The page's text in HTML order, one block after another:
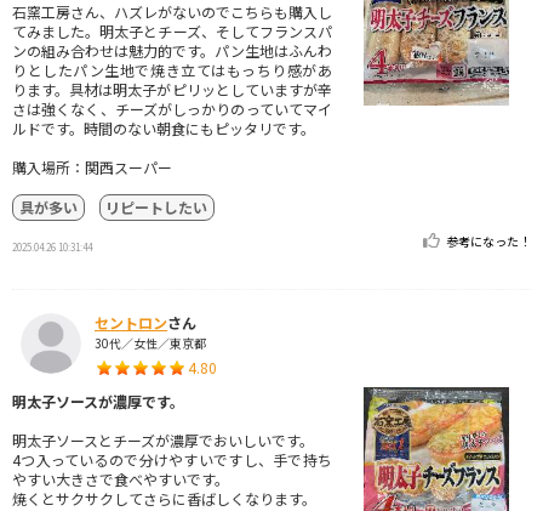
石窯工房さん、ハズレがないのでこちらも購入し
てみました。明太子とチーズ、そしてフランスパ
ンの組み合わせは魅力的です。パン生地はふんわ
りとしたパン生地で焼き立てはもっちり感があ
ります。具材は明太子がピリッとしていますが辛
さは強くなく、チーズがしっかりのっていてマイ
ルドです。時間のない朝食にもピッタリです。
購入場所：関西スーパー
具が多い
リピートしたい
2025.04.26 10:31:44 参考になった！
セントロンさん
30代／女性／東京都
4.80
明太子ソースが濃厚です。
明太子ソースとチーズが濃厚でおいしいです。
4つ入っているので分けやすいですし、手で持ち
やすい大きさで食べやすいです。
焼くとサクサクしてさらに香ばしくなります。